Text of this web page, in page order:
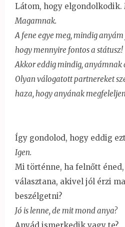
Látom, hogy elgondolkodik.
Magamnak.
A fene egye meg, mindig
hogy mennyire fontos a státusz!
Akkor eddig mindig,
Olyan válogatott partnereket
haza, hogy anyának
Így gondolod, hogy eddig
Igen.
Mi történne, ha felnőtt
választana, akivel jól érzi
beszélgetni?
Jó is lenne, de mit mond anya?